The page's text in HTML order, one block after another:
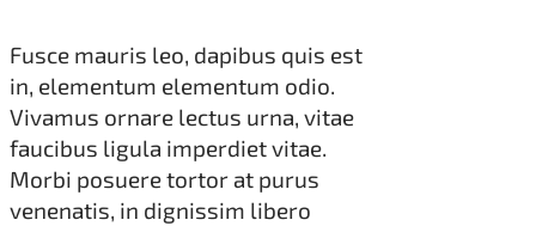
Fusce mauris leo, dapibus quis est
in, elementum elementum odio.
Vivamus ornare lectus urna, vitae
faucibus ligula imperdiet vitae.
Morbi posuere tortor at purus
venenatis, in dignissim libero